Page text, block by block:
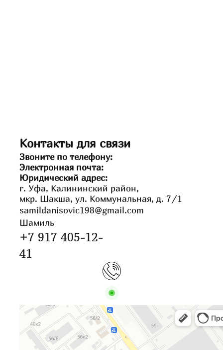
Контакты для связи
Звоните по телефону:
Электронная почта:
Юридический адрес:
г. Уфа, Калининский район,
мкр. Шакша, ул. Коммунальная, д. 7/1
samildanisovic198@gmail.com
Шамиль
+7 917 405-12-
41